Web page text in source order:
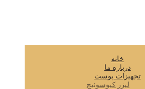
خانه
درباره ما
تجهیزات پوست
لیزر کیوسوئیچ